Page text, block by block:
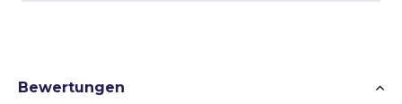
Bewertungen